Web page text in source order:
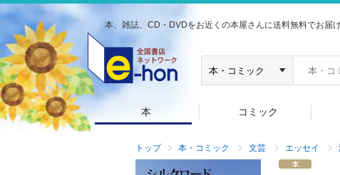
本、雑誌、CD・DVDをお近くの本屋さんに送料無料でお届け
本 コミック
トップ 本・コミック 文芸 エッセイ